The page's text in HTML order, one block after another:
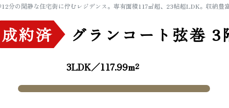
分の閑静な住宅街に佇むレジデンス。専有面積117㎡超、23帖超LDK。収納豊
成約済 グランコート弦巻 3
3LDK／117.99m²